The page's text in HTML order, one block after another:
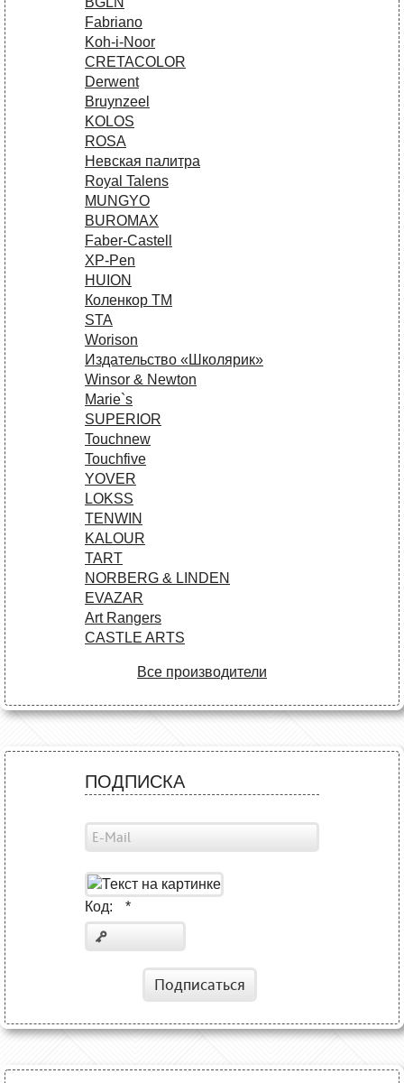
Fabriano
Koh-i-Noor
CRETACOLOR
Derwent
Bruynzeel
KOLOS
ROSA
Невская палитра
Royal Talens
MUNGYO
BUROMAX
Faber-Castell
XP-Pen
HUION
Коленкор ТМ
STA
Worison
Издательство «Школярик»
Winsor & Newton
Marie`s
SUPERIOR
Touchnew
Touchfive
YOVER
LOKSS
TENWIN
KALOUR
TART
NORBERG & LINDEN
EVAZAR
Art Rangers
CASTLE ARTS
Все производители
ПОДПИСКА
Код: *
Подписаться